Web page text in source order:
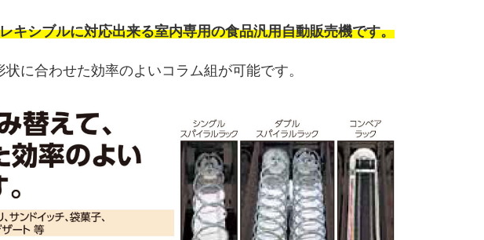
キシブルに対応出来る室内専用の食品汎用自動販売機です。
に合わせた効率のよいコラム組が可能です。